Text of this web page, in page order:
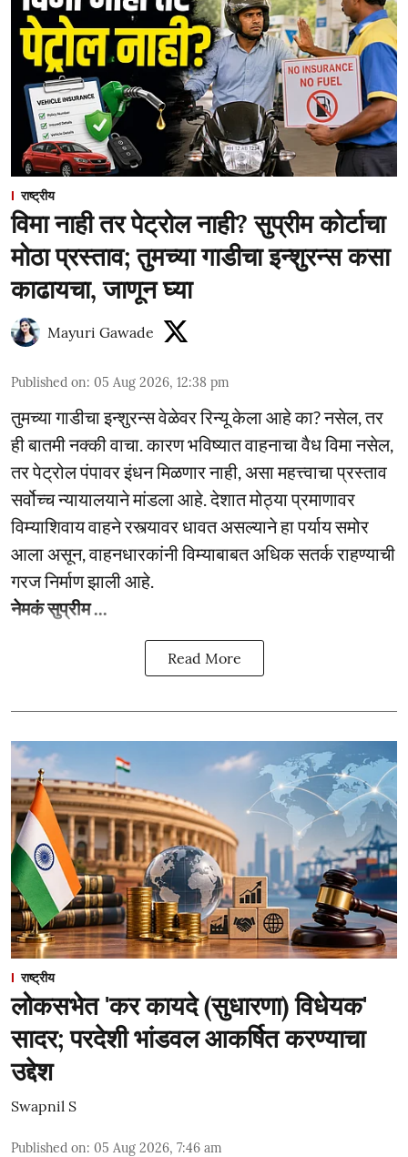
राष्ट्रीय
विमा नाही तर पेट्रोल नाही? सुप्रीम कोर्टाचा
मोठा प्रस्ताव; तुमच्या गाडीचा इन्शुरन्स कसा
काढायचा, जाणून घ्या
Mayuri Gawade
Published on: 05 Aug 2026, 12:38 pm
तुमच्या गाडीचा इन्शुरन्स वेळेवर रिन्यू केला आहे का? नसेल, तर
ही बातमी नक्की वाचा. कारण भविष्यात वाहनाचा वैध विमा नसेल,
तर पेट्रोल पंपावर इंधन मिळणार नाही, असा महत्त्वाचा प्रस्ताव
सर्वोच्च न्यायालयाने मांडला आहे. देशात मोठ्या प्रमाणावर
विम्याशिवाय वाहने रस्त्यावर धावत असल्याने हा पर्याय समोर
आला असून, वाहनधारकांनी विम्याबाबत अधिक सतर्क राहण्याची
गरज निर्माण झाली आहे.
नेमकं सुप्रीम ...
Read More
राष्ट्रीय
लोकसभेत 'कर कायदे (सुधारणा) विधेयक'
सादर; परदेशी भांडवल आकर्षित करण्याचा
उद्देश
Swapnil S
Published on: 05 Aug 2026, 7:46 am